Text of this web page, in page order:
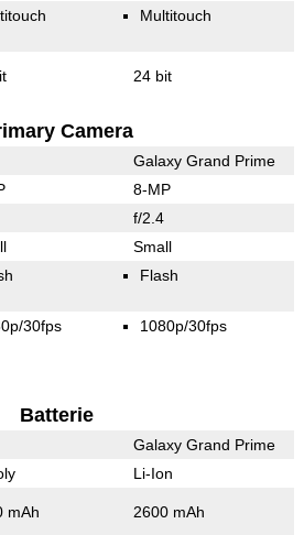
Multitouch
24 bit
Camera
Galaxy Grand Prime
8-MP
f/2.4
Small
Flash
30fps 1080p/30fps
Batterie
Galaxy Grand Prime
Li-Ion
mAh 2600 mAh